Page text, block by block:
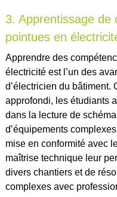
3. Apprentissage de
pointues en
Apprendre des
électricité est l’un des
d’électricien du bâtiment.
approfondi, les étudiants
dans la lecture de
d’équipements
mise en conformité avec
maîtrise technique leur
divers chantiers et de
complexes avec